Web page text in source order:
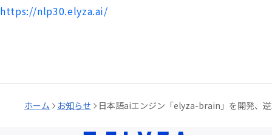
https://nlp30.elyza.ai/
ホーム お知らせ 日本語aiエンジン「elyza-brain」を開発、